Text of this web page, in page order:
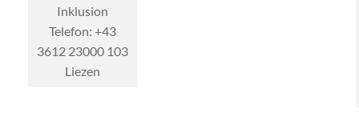
Inklusion
Telefon: +43
3612 23000 103
Liezen